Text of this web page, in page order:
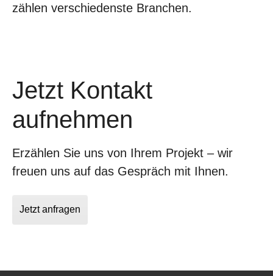
zählen verschiedenste Branchen.
Jetzt Kontakt
aufnehmen
Erzählen Sie uns von Ihrem Projekt – wir
freuen uns auf das Gespräch mit Ihnen.
Jetzt anfragen